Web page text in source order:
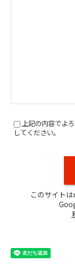
上記の内容でよ
してください。
このサイトは